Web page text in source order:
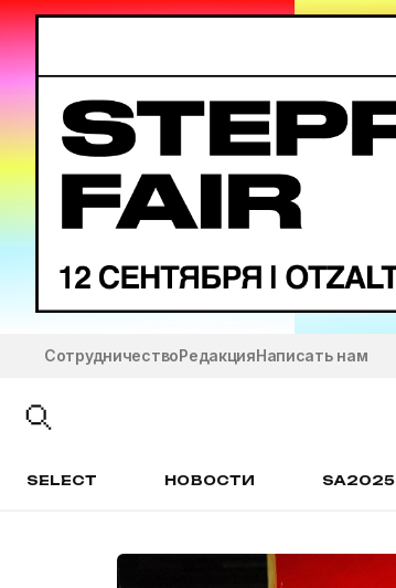
СотрудничествоРедакцияНаписать нам
SELECT НОВОСТИ SA2025